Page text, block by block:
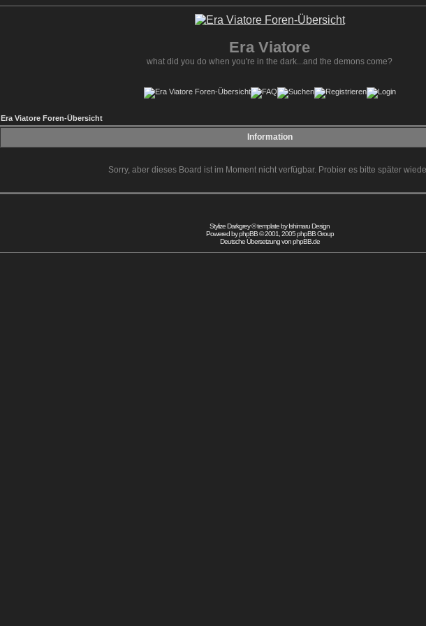
Era Viatore
what did you do when you're in the dark...and the demons come?
Era Viatore Foren-Übersicht
Information
Sorry, aber dieses Board ist im Moment nicht verfügbar. Probier es bitte später
Stylize Darkgrey © template byIshimaru Design
Powered byphpBB© 2001, 2005 phpBB Group
Deutsche Übersetzung vonphpBB.de